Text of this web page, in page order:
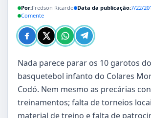
Por:Fredson Ricardo Data da publicação:7/22/
Comente
Nada parece parar os 10 garotos do
basquetebol infanto do Colares
Codó. Nem mesmo as precárias
treinamentos; falta de torneios
material de treino e falta de